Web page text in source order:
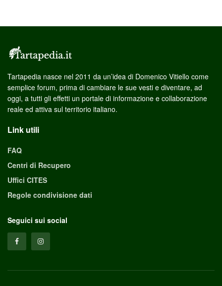
Tartapedia nasce nel 2011 da un’idea di Domenico Vitiello come
semplice forum, prima di cambiare le sue vesti e diventare, ad
oggi, a tutti gli effetti un portale di informazione e collaborazione
reale ed attiva sul territorio italiano.
Link utili
FAQ
Centri di Recupero
Uffici CITES
Regole condivisione dati
Seguici sui social